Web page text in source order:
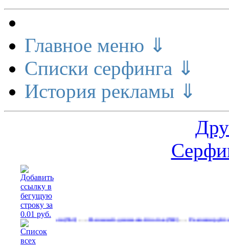
Главное меню ⇓
Списки серфинга ⇓
История рекламы ⇓
деньги(563)…Реальный денежный поток(592)…Рекламируйтесь на